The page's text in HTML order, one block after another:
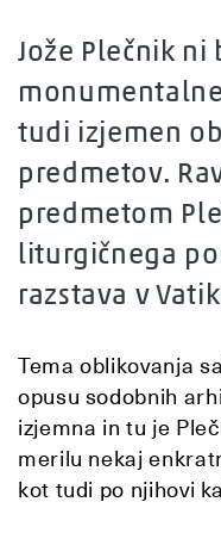
Jože Plečnik
tudi izjemen
predmetov.
predmetom
liturgičnega
razstava v
Tema oblikovanja
opusu sodobnih
izjemna in tu je
merilu nekaj
kot tudi po njihovi